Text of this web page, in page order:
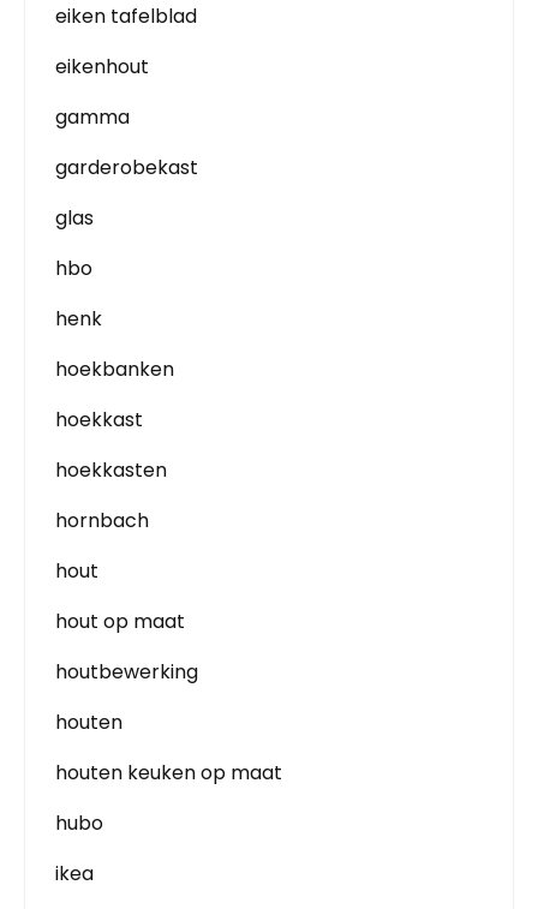
eiken tafelblad
eikenhout
gamma
garderobekast
glas
hbo
henk
hoekbanken
hoekkast
hoekkasten
hornbach
hout
hout op maat
houtbewerking
houten
houten keuken op maat
hubo
ikea